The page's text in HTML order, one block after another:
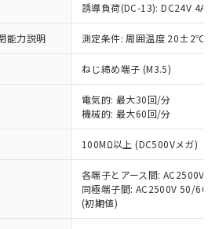
誘導負荷(DC-13): DC24V 4A/
能力説明 測定条件: 周囲温度 20±2℃、
ねじ締め端子 (M3.5)
電気的: 最大30回/分
機械的: 最大60回/分
100MΩ以上 (DC500Vメガ)
各端子とアース間: AC2500V
同極端子間: AC2500V 50/
(初期値)
お読みいただき、同意のうえ
スは、当社制御機器事業取扱
社在庫状況および標準価格
提供させていただくもので
機器事業取扱商品の中には、
スの対象外となる商品もある
了承ください。
および標準価格照会結果は、
いる更新日時点での社内デー
：EU RoHS指令（10物質）の
応の商品で、対応品を出す予
EU RoHS指令（10物質）の
況を調査中または確認中の
係のない商品です。
情により、非含有部品として
有品と判明した場合などや
ることがあります。
質材料含有率が中国RoHSの
ることを示します。
質材料含有率が中国RoHSの
いることを示します。
認です。当社販売部門へお問
これら貴社製品のうち、外国
び外国貿易法に定める商品
規制貨物等」という）を輸出
外への提供する場合は、日本